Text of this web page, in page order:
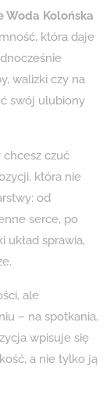
Woda Kolońska
która daje
walizki czy na
swój ulubiony
chcesz czuć
która nie
od
serce, po
układ sprawia,
ale
– na spotkania,
wpisuje się
a nie tylko ją